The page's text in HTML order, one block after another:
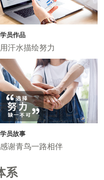
学员作品
用汗水描绘努力
学员故事
感谢青鸟一路相伴
系